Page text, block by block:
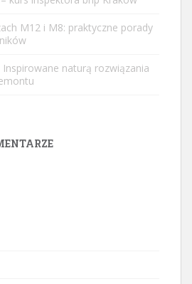
M12 i M8: praktyczne porady
naturą rozwiązania